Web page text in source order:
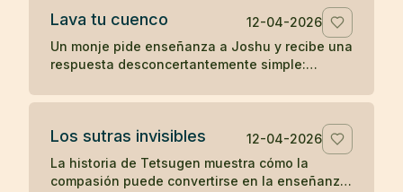
Lava tu cuenco
12-04-2026
Un monje pide enseñanza a Joshu y recibe una
respuesta desconcertantemente simple:
sobre la práctica directa y lo inmediato.
Los sutras invisibles
12-04-2026
La historia de Tetsugen muestra cómo la
compasión puede convertirse en la enseñanza